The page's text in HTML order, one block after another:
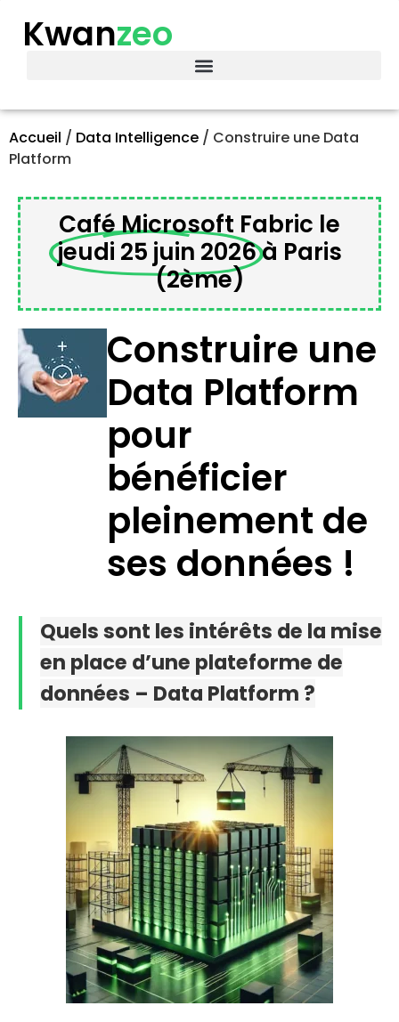
Kwanzeo
Accueil / Data Intelligence / Construire une Data
Platform
Café Microsoft Fabric le
jeudi 25 juin 2026à Paris
(2ème)
Construire une
Data Platform
pour
bénéficier
pleinement de
ses données !
Quels sont les intérêts de la mise
en place d’une plateforme de
données – Data Platform ?